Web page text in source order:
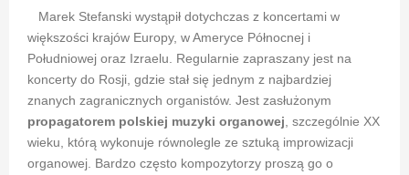
Marek Stefanski wystąpił dotychczas z koncertami w
większości krajów Europy, w Ameryce Północnej i
Południowej oraz Izraelu. Regularnie zapraszany jest na
koncerty do Rosji, gdzie stał się jednym z najbardziej
znanych zagranicznych organistów. Jest zasłużonym
propagatorem polskiej muzyki organowej , szczególnie XX
wieku, którą wykonuje równolegle ze sztuką improwizacji
organowej. Bardzo często kompozytorzy proszą go o